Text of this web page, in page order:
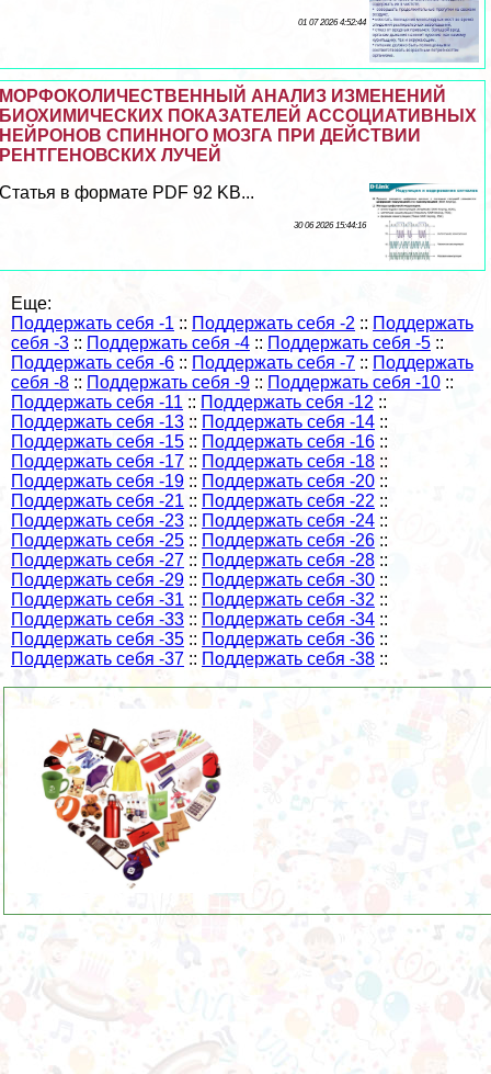
01 07 2026 4:52:44
МОРФОКОЛИЧЕСТВЕННЫЙ АНАЛИЗ ИЗМЕНЕНИЙ
БИОХИМИЧЕСКИХ ПОКАЗАТЕЛЕЙ АССОЦИАТИВНЫХ
НЕЙРОНОВ СПИННОГО МОЗГА ПРИ ДЕЙСТВИИ
РЕНТГЕНОВСКИХ ЛУЧЕЙ
Статья в формате PDF 92 KB...
30 06 2026 15:44:16
Еще:
Поддержать себя -1 :: Поддержать себя -2 :: Поддержать
себя -3 :: Поддержать себя -4 :: Поддержать себя -5 ::
Поддержать себя -6 :: Поддержать себя -7 :: Поддержать
себя -8 :: Поддержать себя -9 :: Поддержать себя -10 ::
Поддержать себя -11 :: Поддержать себя -12 ::
Поддержать себя -13 :: Поддержать себя -14 ::
Поддержать себя -15 :: Поддержать себя -16 ::
Поддержать себя -17 :: Поддержать себя -18 ::
Поддержать себя -19 :: Поддержать себя -20 ::
Поддержать себя -21 :: Поддержать себя -22 ::
Поддержать себя -23 :: Поддержать себя -24 ::
Поддержать себя -25 :: Поддержать себя -26 ::
Поддержать себя -27 :: Поддержать себя -28 ::
Поддержать себя -29 :: Поддержать себя -30 ::
Поддержать себя -31 :: Поддержать себя -32 ::
Поддержать себя -33 :: Поддержать себя -34 ::
Поддержать себя -35 :: Поддержать себя -36 ::
Поддержать себя -37 :: Поддержать себя -38 ::